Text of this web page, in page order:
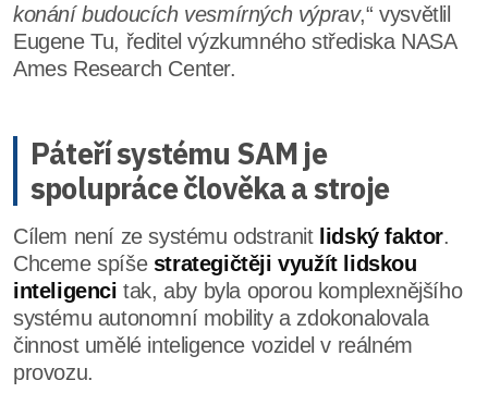
konání budoucích vesmírných výprav,“ vysvětlil
Eugene Tu, ředitel výzkumného střediska NASA
Ames Research Center.
Páteří systému SAM je
spolupráce člověka a stroje
Cílem není ze systému odstranit lidský faktor.
Chceme spíše strategičtěji využít lidskou
inteligencitak, aby byla oporou komplexnějšího
systému autonomní mobility a zdokonalovala
činnost umělé inteligence vozidel v reálném
provozu.